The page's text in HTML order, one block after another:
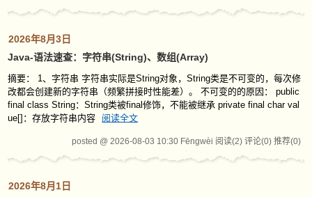
2026年8月3日
Java-语法速查：字符串(String)、数组(Array)
摘要： 1、字符串 字符串实际是String对象，String类是不可变的，每次修
改都会创建新的字符串（频繁拼接时性能差）。 不可变的的原因： public
final class String：String类被final修饰，不能被继承 private final char val
ue[]：存放字符串内容
阅读全文
posted @ 2026-08-03 10:30 Fēngwèi 阅读(2) 评论(0) 推荐(0)
2026年8月1日